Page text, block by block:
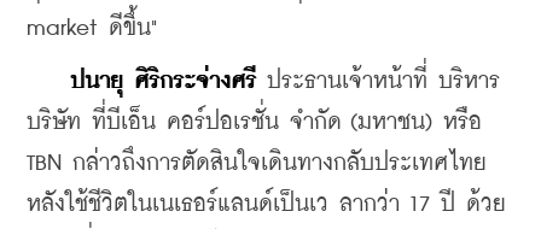
market ดีขึ้น"
ปนายุ ศิริกระจ่างศรี ประธานเจ้าหน้าที่ บริหาร
บริษัท ที่บีเอ็น คอร์ปอเรชั่น จำกัด (มหาชน) หรือ
TBN กล่าวถึงการตัดสินใจเดินทางกลับประเทศไทย
หลังใช้ชีวิตในเนเธอร์แลนด์เป็นเว ลากว่า 17 ปี ด้วย